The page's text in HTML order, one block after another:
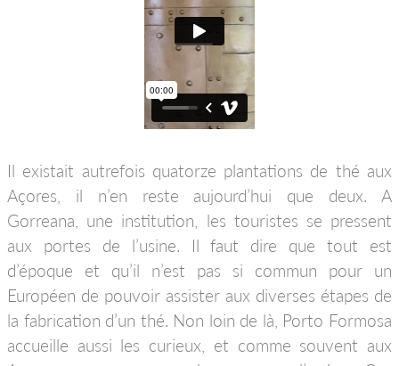
Il existait autrefois quatorze plantations de thé aux
Açores, il n’en reste aujourd’hui que deux. A
Gorreana, une institution, les touristes se pressent
aux portes de l’usine. Il faut dire que tout est
d’époque et qu’il n’est pas si commun pour un
Européen de pouvoir assister aux diverses étapes de
la fabrication d’un thé. Non loin de là, Porto Formosa
accueille aussi les curieux, et comme souvent aux